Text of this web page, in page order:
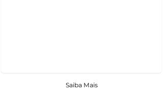
Saiba Mais